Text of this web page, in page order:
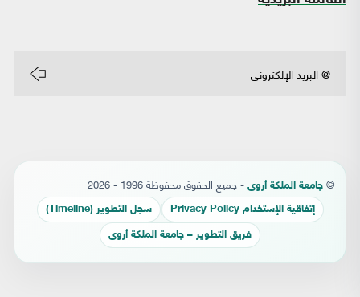
© جامعة الملكة أروى - جميع الحقوق محفوظة 1996 - 2026
إتفاقية الإستخدام Privacy Policy سجل التطوير (Timeline)
فريق التطوير – جامعة الملكة أروى